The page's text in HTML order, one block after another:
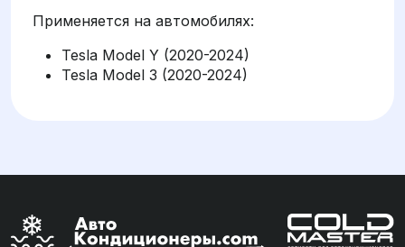
Применяется на автомобилях:
Tesla Model Y (2020-2024)
Tesla Model 3 (2020-2024)